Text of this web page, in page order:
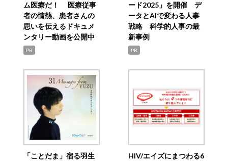
ム医療だ！ 医療従事
者の情熱、患者さんの
思いを伝えるドキュメ
ンタリー動画を公開中
PR
ード2025」を開催 デ
ータとAIで変わる人事
戦略 科学的人事の最
新事例
PR
「ことだま」宿る羽生
HIV/エイズにまつわる6